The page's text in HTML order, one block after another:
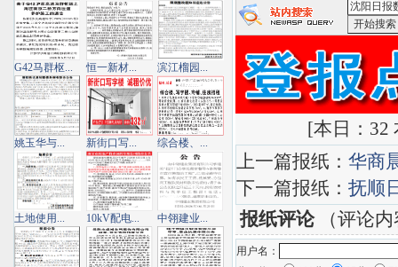
[本日：32
上一篇报纸： 华商
下一篇报纸： 抚顺
报纸评论（评论内
用户名：
G42马群枢... 恒一新材... 滨江榴园...
姚玉华与... 新街口写... 综合楼、...
土地使用... 10kV配电... 中翎建业...